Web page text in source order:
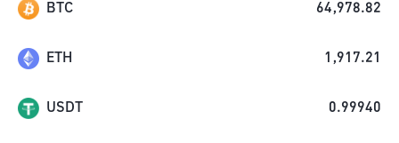
BTC 64,978.82
ETH 1,917.21
USDT 0.99940